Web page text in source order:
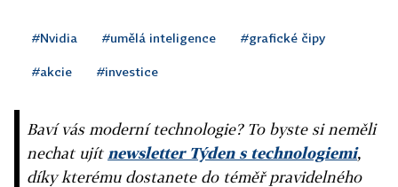
#Nvidia #umělá inteligence #grafické čipy
#akcie #investice
Baví vás moderní technologie? To byste si neměli
nechat ujít newsletter Týden s technologiemi,
díky kterému dostanete do téměř pravidelného